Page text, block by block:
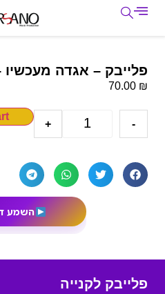
פלייבק – אגדה
70.00 ₪
-
+
השמע
פלייבק לקנייה